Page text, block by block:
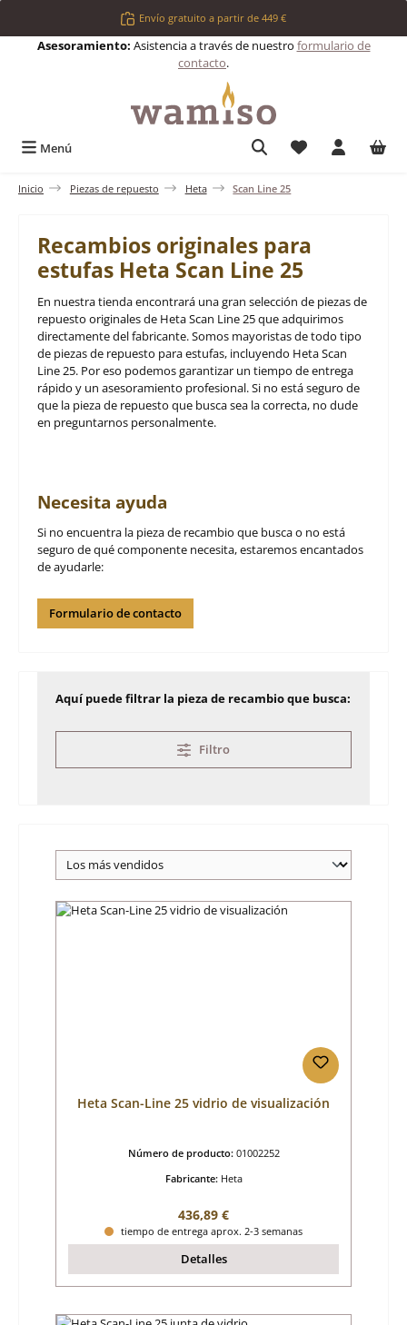
Saltar al contenido principalEnvío gratuito a partir de 449 €
Asesoramiento: Asistencia a través de nuestro formulario de
contacto.
Menú Tienes 0
Inicio Piezas de repuesto Heta Scan Line 25
Recambios originales para
estufas Heta Scan Line 25
En nuestra tienda encontrará una gran selección de piezas de
repuesto originales de Heta Scan Line 25 que adquirimos
directamente del fabricante. Somos mayoristas de todo tipo
de piezas de repuesto para estufas, incluyendo Heta Scan
Line 25. Por eso podemos garantizar un tiempo de entrega
rápido y un asesoramiento profesional. Si no está seguro de
que la pieza de repuesto que busca sea la correcta, no dude
en preguntarnos personalmente.
Necesita ayuda
Si no encuentra la pieza de recambio que busca o no está
seguro de qué componente necesita, estaremos encantados
de ayudarle:
Formulario de contacto
Aquí puede filtrar la pieza de recambio que busca:
Filtro
Heta Scan-Line 25 vidrio de visualización
Número de producto: 01002252
Fabricante: Heta
Precio normal:
436,89 €
tiempo de entrega aprox. 2-3 semanas
Detalles